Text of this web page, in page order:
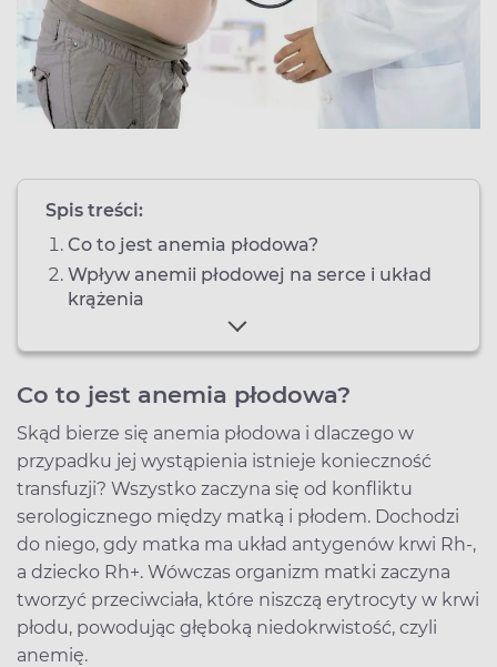
Spis treści:
Co to jest anemia płodowa?
Wpływ anemii płodowej na serce i układ
krążenia
Co to jest anemia płodowa?
Skąd bierze się anemia płodowa i dlaczego w
przypadku jej wystąpienia istnieje konieczność
transfuzji? Wszystko zaczyna się od konfliktu
serologicznego między matką i płodem. Dochodzi
do niego, gdy matka ma układ antygenów krwi Rh-,
a dziecko Rh+. Wówczas organizm matki zaczyna
tworzyć przeciwciała, które niszczą erytrocyty w krwi
płodu, powodując głęboką niedokrwistość, czyli
anemię.